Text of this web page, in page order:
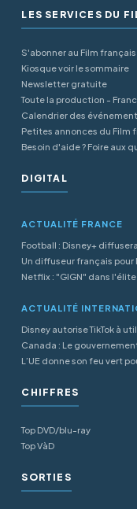
LES SERVICES DU
S'abonner au Film français
Kiosque voir le sommaire
Newsletter gratuite
Toute la production -
Calendrier des
Petites annonces du Film
Besoin d'aide ? Foire aux
DIGITAL
ACTUALITÉ FRANCE
Football : Disney+
Un diffuseur français pour
Netflix : "GIGN" dans
ACTUALITÉ
Disney autorise TikTok à
Canada : Le
L’UE donne son feu vert
CHIFFRES
Top DVD/blu-ray
Top VàD
SORTIES